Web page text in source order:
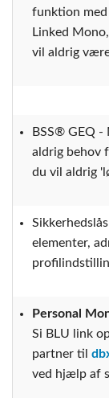
funktion med
Linked
vil aldrig
BSS® GEQ -
aldrig behov
du vil aldrig
elementer,
Personal
Si BLU link
partner til
ved hjælp af